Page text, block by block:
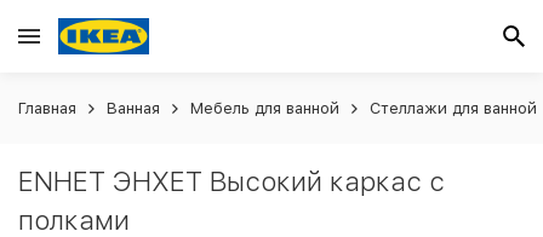
Главная Ванная Мебель для ванной Стеллажи для ванной
ENHET ЭНХЕТ Высокий каркас с
полками